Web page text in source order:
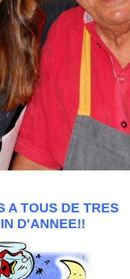
A TOUS DE TRES
D'ANNEE!!